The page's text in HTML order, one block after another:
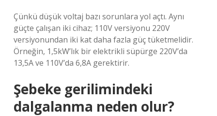
Çünkü düşük voltaj bazı sorunlara yol açtı. Aynı
güçte çalışan iki cihaz; 110V versiyonu 220V
versiyonundan iki kat daha fazla güç tüketmelidir.
Örneğin, 1,5kW’lık bir elektrikli süpürge 220V’da
13,5A ve 110V’da 6,8A gerektirir.
Şebeke gerilimindeki
dalgalanma neden olur?